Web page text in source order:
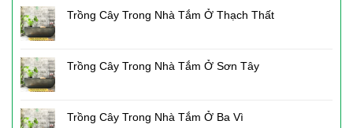
Trồng Cây Trong Nhà Tắm Ở Thạch Thất
Trồng Cây Trong Nhà Tắm Ở Sơn Tây
Trồng Cây Trong Nhà Tắm Ở Ba Vì